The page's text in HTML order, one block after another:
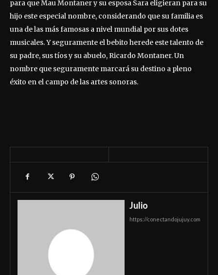
para que Mau Montaner y su esposa Sara eligieran para su
hijo este especial nombre, considerando que su familia es
una de las más famosas a nivel mundial por sus dotes
musicales. Y seguramente el bebito herede este talento de
su padre, sus tíos y su abuelo, Ricardo Montaner. Un
nombre que seguramente marcará su destino a pleno
éxito en el campo de las artes sonoras.
Julio
https://conectandojujuy.com